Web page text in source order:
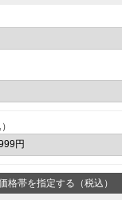
格帯を指定する（税込）